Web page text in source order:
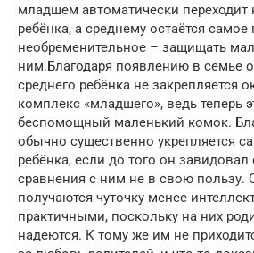
младшем автоматически переходит
ребёнка, а среднему остаётся самое
необременительное – защищать
ним.Благодаря появлению в семье
среднего ребёнка не закрепляется
комплекс «младшего», ведь теперь
беспомощный маленький комок.
обычно существенно укрепляется
ребёнка, если до того он завидовал
сравнения с ним не в свою пользу.
получаются чуточку менее
практичными, поскольку на них
надеются. К тому же им не